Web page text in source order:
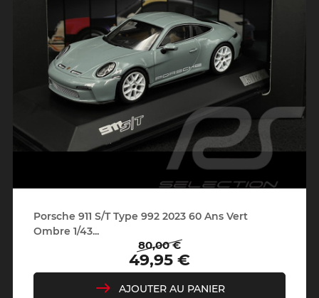
Porsche 911 S/T Type 992 2023 60 Ans Vert
Ombre 1/43...
Prix
de
base
80,00 €
Prix
49,95 €
AJOUTER AU PANIER